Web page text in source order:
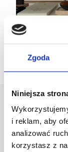
Zgoda
Niniejsza
i reklam, aby
analizować
korzystasz z
Projektant
Karolina